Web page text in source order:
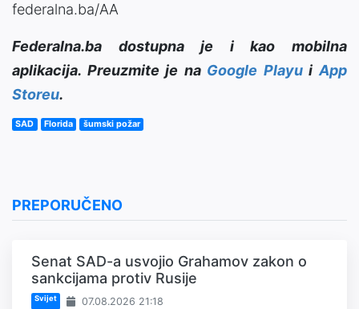
federalna.ba/AA
Federalna.ba dostupna je i kao mobilna
aplikacija. Preuzmite je na Google PlayuiApp
Storeu.
SAD Florida šumski požar
PREPORUČENO
Senat SAD-a usvojio Grahamov zakon o
sankcijama protiv Rusije
Svijet 07.08.2026 21:18